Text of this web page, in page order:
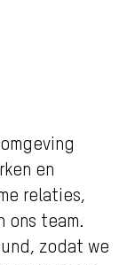
en
relaties,
ons team.
zodat we